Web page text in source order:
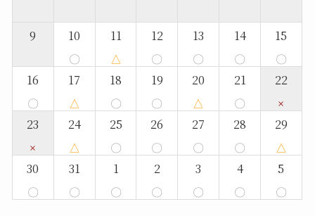
9 10
〇
11
△
12
〇
13
〇
14
〇
15
〇
16
〇
17
△
18
〇
19
〇
20
△
21
〇
22
×
23
×
24
△
25
〇
26
〇
27
〇
28
〇
29
△
30
〇
31
〇
1
〇
2
〇
3
〇
4
〇
5
〇